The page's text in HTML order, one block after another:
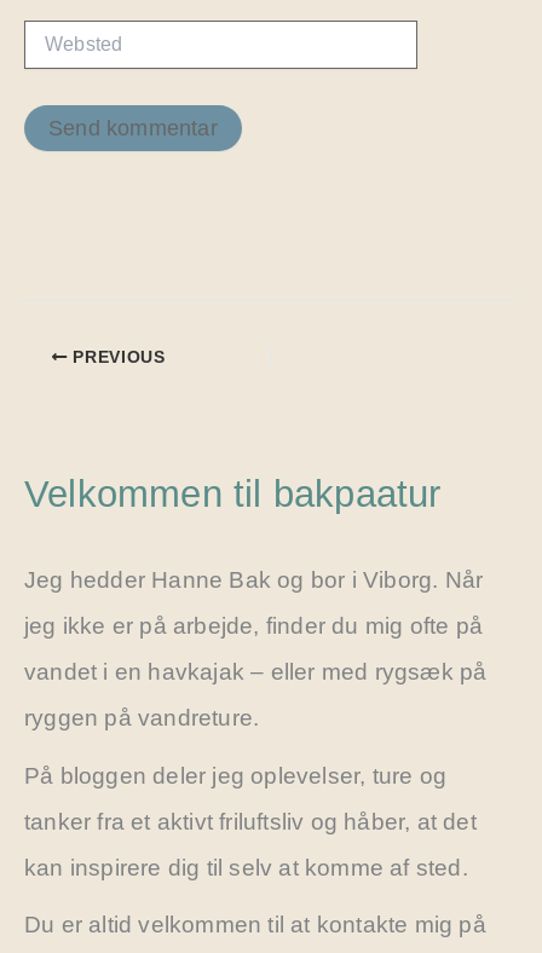
Websted
PREVIOUS
Velkommen til bakpaatur
Jeg hedder Hanne Bak og bor i Viborg. Når
jeg ikke er på arbejde, finder du mig ofte på
vandet i en havkajak – eller med rygsæk på
ryggen på vandreture.
På bloggen deler jeg oplevelser, ture og
tanker fra et aktivt friluftsliv og håber, at det
kan inspirere dig til selv at komme af sted.
Du er altid velkommen til at kontakte mig på